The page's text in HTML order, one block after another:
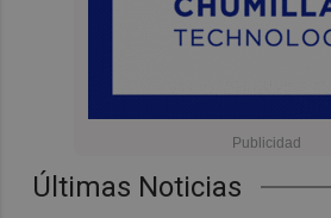
Últimas Noticias